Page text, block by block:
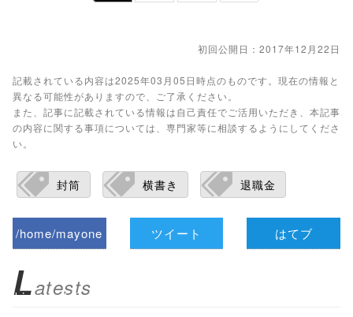
初回公開日：2017年12月22日
記載されている内容は2025年03月05日時点のものです。現在の情報と
異なる可能性がありますので、ご了承ください。
また、記事に記載されている情報は自己責任でご活用いただき、本記事
の内容に関する事項については、専門家等に相談するようにしてくださ
い。
封筒 横書き 退職金
/home/mayone
biz.jp/public_ht
ツイート はてブ
Latests